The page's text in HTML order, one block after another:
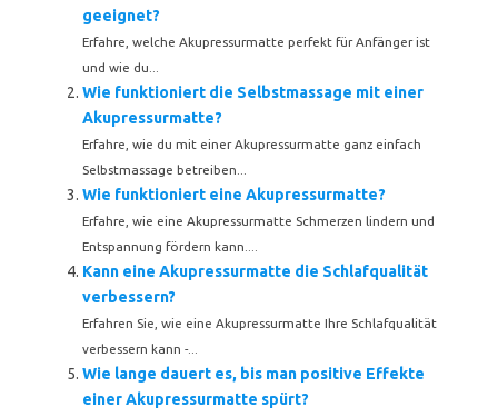
geeignet?
Erfahre, welche Akupressurmatte perfekt für Anfänger ist
und wie du...
Wie funktioniert die Selbstmassage mit einer
Akupressurmatte?
Erfahre, wie du mit einer Akupressurmatte ganz einfach
Selbstmassage betreiben...
Wie funktioniert eine Akupressurmatte?
Erfahre, wie eine Akupressurmatte Schmerzen lindern und
Entspannung fördern kann....
Kann eine Akupressurmatte die Schlafqualität
verbessern?
Erfahren Sie, wie eine Akupressurmatte Ihre Schlafqualität
verbessern kann -...
Wie lange dauert es, bis man positive Effekte
einer Akupressurmatte spürt?